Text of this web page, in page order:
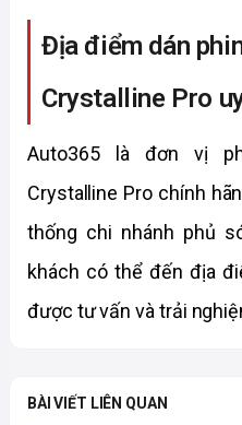
Địa điểm dán
Crystalline Pro
Auto365 là đơn vị
Crystalline Pro chính
thống chi nhánh phủ
khách có thể đến địa
được tư vấn và trải
BÀI VIẾT LIÊN QUAN